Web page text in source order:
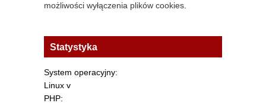
możliwości wyłączenia plików cookies.
Statystyka
System operacyjny:
Linux v
PHP: